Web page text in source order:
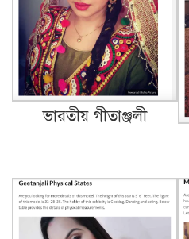
ভারতীয় গীতাঞ্জলী